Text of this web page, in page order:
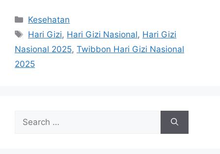
Categories
Kesehatan
Tags
Hari Gizi, Hari Gizi Nasional, Hari Gizi
Nasional 2025, Twibbon Hari Gizi Nasional
2025
for: